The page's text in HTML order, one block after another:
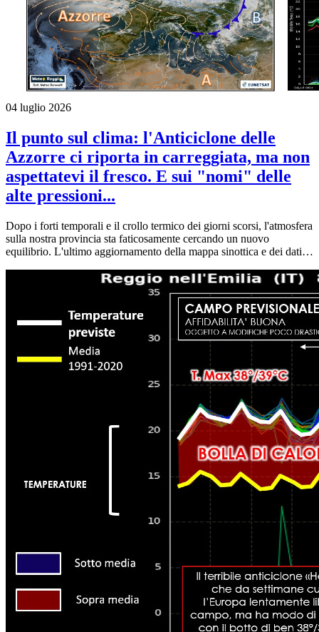
04 luglio 2026
Il punto sul clima: l'Anticiclone delle
Azzorre ci riporta in carreggiata, ma non
aspettatevi il fresco. E sui "nomi" delle
alte pressioni...
Dopo i forti temporali e il crollo termico dei giorni scorsi, l'atmosfera
sulla nostra provincia sta faticosamente cercando un nuovo
equilibrio. L'ultimo aggiornamento della mappa sinottica e dei dati
e, soprattutto, dove stiamo andando in questo inizio di luglio. Carta
canta: analizziamo la situazione guardando i dati reali.